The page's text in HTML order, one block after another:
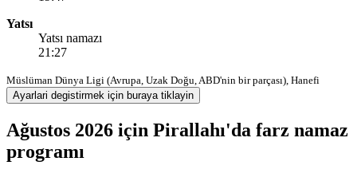
Yatsı
Yatsı namazı
21:27
Müslüman Dünya Ligi (Avrupa, Uzak Doğu, ABD'nin bir parçası), Hanefi
Ayarlari degistirmek için buraya tiklayin
Ağustos 2026 için Pirallahı'da farz namaz
programı